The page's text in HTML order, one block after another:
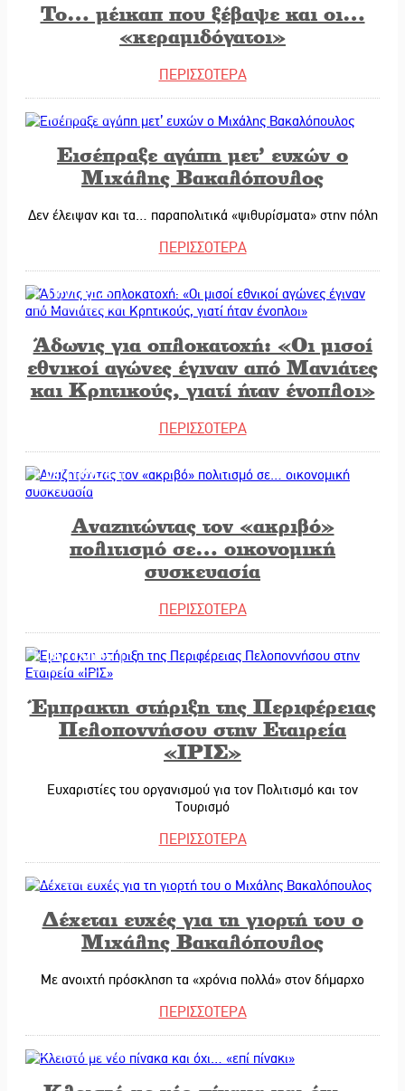
Το… μέικαπ που ξέβαψε και οι…
«κεραμιδόγατοι»
ΠΕΡΙΣΣΟΤΕΡΑ
11/11/2025
Εισέπραξε αγάπη μετ’ ευχών ο
Μιχάλης Βακαλόπουλος
Δεν έλειψαν και τα… παραπολιτικά «ψιθυρίσματα» στην πόλη
ΠΕΡΙΣΣΟΤΕΡΑ
11/11/2025
Άδωνις για οπλοκατοχή: «Οι μισοί
εθνικοί αγώνες έγιναν από Μανιάτες
και Κρητικούς, γιατί ήταν ένοπλοι»
ΠΕΡΙΣΣΟΤΕΡΑ
08/11/2025
Αναζητώντας τον «ακριβό»
πολιτισμό σε… οικονομική
συσκευασία
ΠΕΡΙΣΣΟΤΕΡΑ
08/11/2025
Έμπρακτη στήριξη της Περιφέρειας
Πελοποννήσου στην Εταιρεία
«ΙΡΙΣ»
Ευχαριστίες του οργανισμού για τον Πολιτισμό και τον
Τουρισμό
ΠΕΡΙΣΣΟΤΕΡΑ
08/11/2025
Δέχεται ευχές για τη γιορτή του ο
Μιχάλης Βακαλόπουλος
Με ανοιχτή πρόσκληση τα «χρόνια πολλά» στον δήμαρχο
ΠΕΡΙΣΣΟΤΕΡΑ
06/11/2025